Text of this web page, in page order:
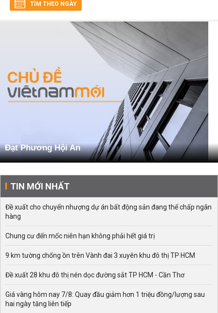
TÌM THEO NGÀY
Đạt Phương Hội An
TIN MỚI NHẤT
Đề xuất cho chuyển nhượng dự án bất động sản đang thế chấp ngân
hàng
Chung cư đến mốc niên hạn không phải hết giá trị
9 km tường chống ồn trên Vành đai 3 xuyên khu đô thị TP HCM
Đề xuất 28 khu đô thị nén dọc đường sắt TP HCM - Cần Thơ
Giá vàng hôm nay 7/8: Quay đầu giảm hơn 1 triệu đồng/lượng sau
hai ngày tăng liên tiếp